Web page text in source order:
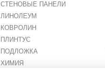
СТЕНОВЫЕ ПАНЕЛИ
ЛИНОЛЕУМ
КОВРОЛИН
ПЛИНТУС
ПОДЛОЖКА
ХИМИЯ